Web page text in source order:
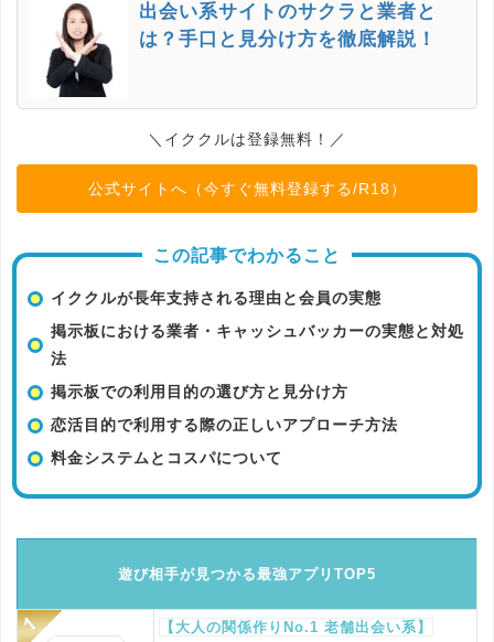
出会い系サイトのサクラと業者と
は？手口と見分け方を徹底解説！
＼イククルは登録無料！／
公式サイトへ（今すぐ無料登録する/R18）
この記事でわかること
イククルが長年支持される理由と会員の実態
掲示板における業者・キャッシュバッカーの実態と対処
法
掲示板での利用目的の選び方と見分け方
恋活目的で利用する際の正しいアプローチ方法
料金システムとコスパについて
遊び相手が見つかる最強アプリTOP5
【大人の関係作りNo.1 老舗出会い系】